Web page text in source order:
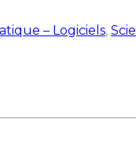
– Logiciels,